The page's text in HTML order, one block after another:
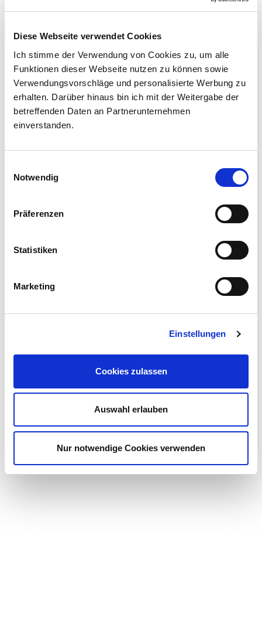
Diese Webseite verwendet Cookies
Ich stimme der Verwendung von Cookies zu, um alle
Funktionen dieser Webseite nutzen zu können sowie
Verwendungsvorschläge und personalisierte Werbung zu
erhalten. Darüber hinaus bin ich mit der Weitergabe der
betreffenden Daten an Partnerunternehmen
einverstanden.
Notwendig
Präferenzen
Statistiken
Marketing
Einstellungen
Cookies zulassen
Auswahl erlauben
Nur notwendige Cookies verwenden
Newsletter
Südtirols Bauern und
Herstellern über die
Schulter blicken und sich
von kreativen
Rezeptideen mit Apfel,
Speck und Milch
Newsletter macht’s
Nachname
*= Pflichtfelder